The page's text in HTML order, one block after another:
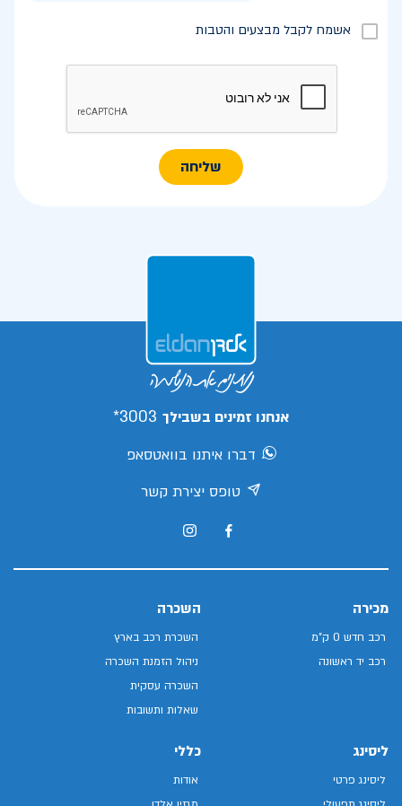
אשמח לקבל מבצעים והטבות
שליחה
אנחנו זמינים בשבילך 3003*
דברו איתנו בוואטסאפ
טופס יצירת קשר
מכירה
רכב חדש 0 ק"מ
רכב יד ראשונה
השכרה
השכרת רכב בארץ
ניהול הזמנת השכרה
השכרה עסקית
שאלות ותשובות
ליסינג
ליסינג פרטי
כללי
אודות